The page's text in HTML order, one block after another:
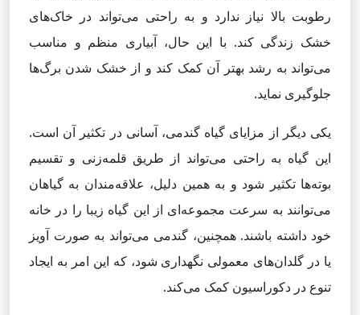
رطوبت بالا نیاز ندارد و به راحتی می‌تواند در خاک‌های
خشک زندگی کند. با این حال، آبیاری منظم و مناسب
می‌تواند به رشد بهتر آن کمک کند و از خشک شدن برگ‌ها
جلوگیری نماید.
یکی دیگر از مزایای گیاه گندمی، آسانی در تکثیر آن است.
این گیاه به راحتی می‌تواند از طریق قلمه‌زنی و تقسیم
بوته‌ها تکثیر شود و به همین دلیل، علاقه‌مندان به گیاهان
می‌توانند به سرعت مجموعه‌ای از این گیاه زیبا را در خانه
خود داشته باشند. همچنین، گندمی می‌تواند به صورت آویز
یا در گلدان‌های معمولی نگهداری شود، که این امر به ایجاد
تنوع در دکوراسیون کمک می‌کند.